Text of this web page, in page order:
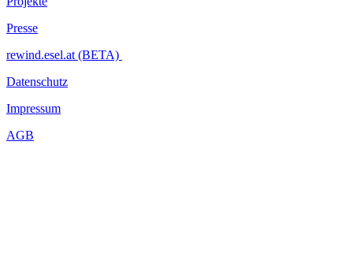
Presse
rewind.esel.at (BETA)
Datenschutz
Impressum
AGB